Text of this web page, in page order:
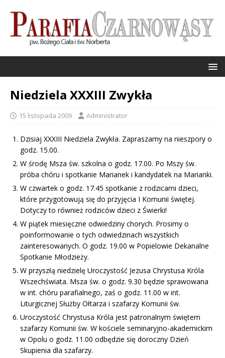
Niedziela XXXIII Zwykła
15 listopada 2009 Administrator
Dzisiaj XXXIII Niedziela Zwykła. Zapraszamy na nieszpory o
godz. 15.00.
W środę Msza św. szkolna o godz. 17.00. Po Mszy św.
próba chóru i spotkanie Marianek i kandydatek na Marianki.
W czwartek o godz. 17.45 spotkanie z rodzicami dzieci,
które przygotowują się do przyjęcia I Komunii świętej.
Dotyczy to również rodziców dzieci z Świerki!
W piątek miesięczne odwiedziny chorych. Prosimy o
poinformowanie o tych odwiedzinach wszystkich
zainteresowanych. O godz. 19.00 w Popielowie Dekanalne
Spotkanie Młodzieży.
W przyszłą niedzielę Uroczystość Jezusa Chrystusa Króla
Wszechświata. Msza św. o godz. 9.30 będzie sprawowana
w int. chóru parafialnego, zaś o godz. 11.00 w int.
Liturgicznej Służby Ołtarza i szafarzy Komunii św.
Uroczystość Chrystusa Króla jest patronalnym świętem
szafarzy Komunii św. W kościele seminaryjno-akademickim
w Opolu o godz. 11.00 odbędzie się doroczny Dzień
Skupienia dla szafarzy.